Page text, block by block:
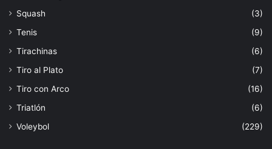
Squash
(3)
Tenis
(9)
Tirachinas
(6)
Tiro al Plato
(7)
Tiro con Arco
(16)
Triatlón
(6)
Voleybol
(229)